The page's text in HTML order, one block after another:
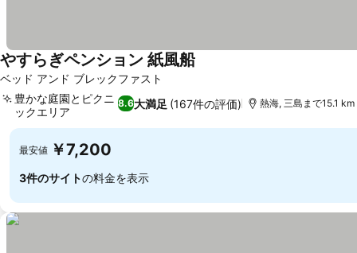
ベッド アンド ブレックファスト
やすらぎペンション 紙風船
8.6大満足 (167件の評価)
豊かな庭園とピクニ
ックエリア
熱海, 三島まで15.1 km
最安値 ￥7,200
3件のサイトの料金を表示